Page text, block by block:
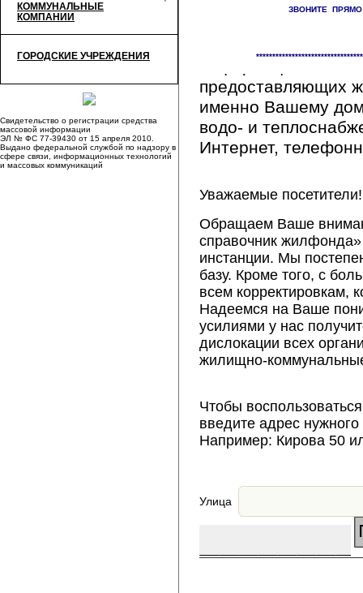
КОММУНАЛЬНЫЕ
КОМПАНИИ
ГОРОДСКИЕ УЧРЕЖДЕНИЯ
Свидетельство о регистрации средства
массовой информации
ЭЛ № ФС 77-39430 от 15 апреля 2010.
Выдано федеральной службой по надзору в
сфере связи, информационных технологий
и массовых коммуникаций
ЗВОНИТЕ
предоставляющих
именно Вашему
водо- и
Интернет,
Уважаемые посетители!
Обращаем Ваше
справочник
инстанции. Мы
базу. Кроме того, с
всем корректировкам,
Надеемся на Ваше
усилиями у нас
дислокации всех
жилищно-
Чтобы
введите адрес
Например: Кирова 50
Улица